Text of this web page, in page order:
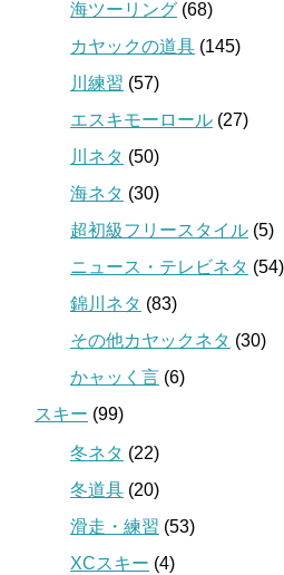
海ツーリング (68)
カヤックの道具 (145)
川練習 (57)
エスキモーロール (27)
川ネタ (50)
海ネタ (30)
超初級フリースタイル (5)
ニュース・テレビネタ (54)
錦川ネタ (83)
その他カヤックネタ (30)
かャッく言 (6)
スキー (99)
冬ネタ (22)
冬道具 (20)
滑走・練習 (53)
XCスキー (4)